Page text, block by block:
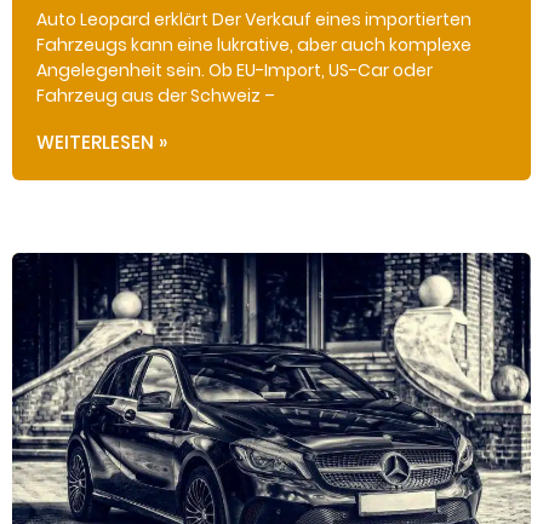
Auto Leopard erklärt Der Verkauf eines importierten
Fahrzeugs kann eine lukrative, aber auch komplexe
Angelegenheit sein. Ob EU-Import, US-Car oder
Fahrzeug aus der Schweiz –
WEITERLESEN »